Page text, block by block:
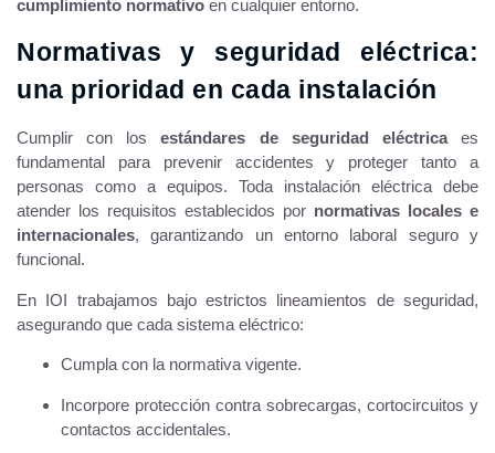
cumplimiento normativo en cualquier entorno.
Normativas y seguridad eléctrica:
una prioridad en cada instalación
Cumplir con losestándares de seguridad eléctricaes
fundamental para prevenir accidentes y proteger tanto a
personas como a equipos. Toda instalación eléctrica debe
atender los requisitos establecidos por normativas locales e
internacionales, garantizando un entorno laboral seguro y
funcional.
En IOI trabajamos bajo estrictos lineamientos de seguridad,
asegurando que cada sistema eléctrico:
Cumpla con la normativa vigente.
Incorpore protección contra sobrecargas, cortocircuitos y
contactos accidentales.